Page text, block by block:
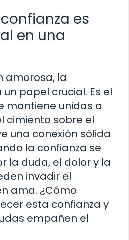
es
en una
amorosa, la
papel crucial. Es el
mantiene unidas a
cimiento sobre el
una conexión sólida
la confianza se
la duda, el dolor y la
invadir el
ama. ¿Cómo
esta confianza y
empañen el